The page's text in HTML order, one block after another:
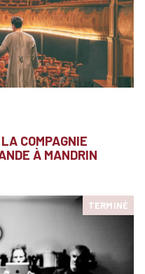
COMPAGNIE
À MANDRIN
TERMINÉ